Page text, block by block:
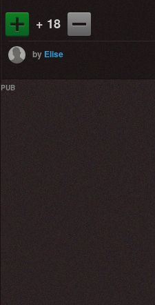
+ 18
by Elise
PUB